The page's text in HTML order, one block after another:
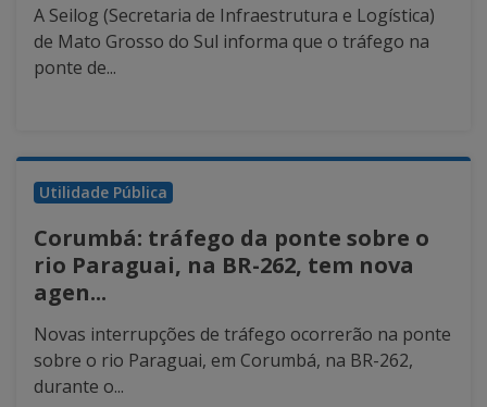
A Seilog (Secretaria de Infraestrutura e Logística)
de Mato Grosso do Sul informa que o tráfego na
ponte de...
Utilidade Pública
Corumbá: tráfego da ponte sobre o
rio Paraguai, na BR-262, tem nova
agen...
Novas interrupções de tráfego ocorrerão na ponte
sobre o rio Paraguai, em Corumbá, na BR-262,
durante o...